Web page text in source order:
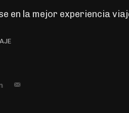
en la mejor experiencia